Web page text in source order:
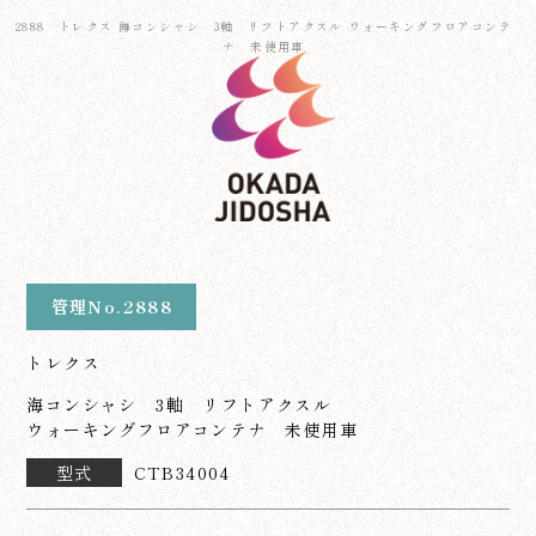
2888 トレクス 海コンシャシ 3軸 リフトアクスル ウォーキングフロアコンテ
ナ 未使用車
管理No.2888
トレクス
海コンシャシ 3軸 リフトアクスル
ウォーキングフロアコンテナ 未使用車
型式
CTB34004